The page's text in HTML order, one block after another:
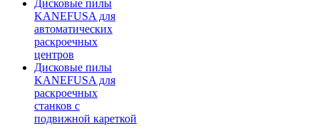
Дисковые пилы
KANEFUSA для
автоматических
раскроечных
центров
Дисковые пилы
KANEFUSA для
раскроечных
станков с
подвижной кареткой